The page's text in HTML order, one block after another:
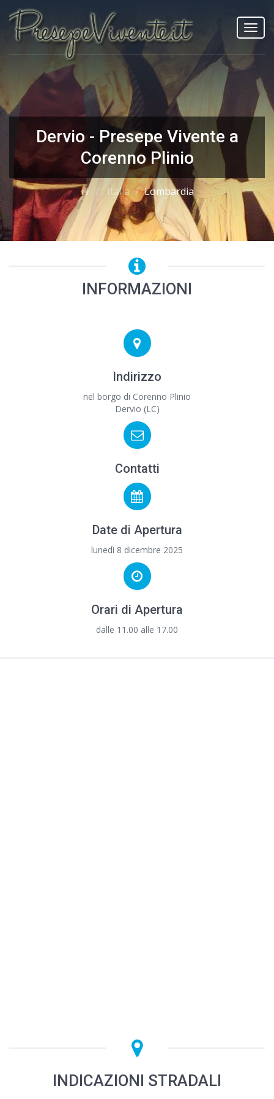
Dervio - Presepe Vivente a
Corenno Plinio
Italia Lombardia
INFORMAZIONI
Indirizzo
nel borgo di Corenno Plinio
Dervio (LC)
Contatti
Date di Apertura
lunedì 8 dicembre 2025
Orari di Apertura
dalle 11.00 alle 17.00
INDICAZIONI STRADALI